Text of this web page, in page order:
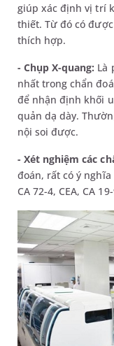
giúp xác định vị trí
thiết. Từ đó có
thích hợp.
- Chụp X-quang: Là
nhất trong chẩn
để nhận định khối
quản dạ dày.
nội soi được.
- Xét nghiệm các
đoán, rất có ý
CA 72-4, CEA, CA